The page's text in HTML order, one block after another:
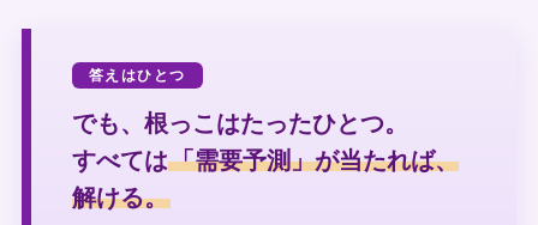
答えはひとつ
でも、根っこはたったひとつ。
すべては「需要予測」が当たれば、
解ける。